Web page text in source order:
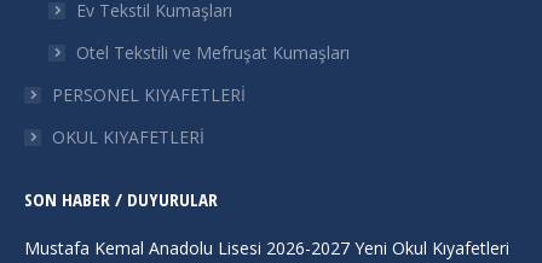
Ev Tekstil Kumaşları
Otel Tekstili ve Mefruşat Kumaşları
PERSONEL KIYAFETLERİ
OKUL KIYAFETLERİ
SON HABER / DUYURULAR
Mustafa Kemal Anadolu Lisesi 2026-2027 Yeni Okul Kıyafetleri